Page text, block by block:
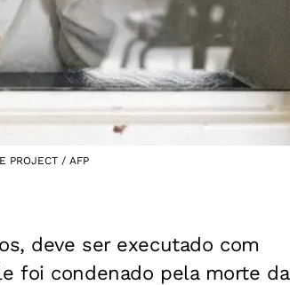
PROJECT / AFP
deve ser executado com
foi condenado pela morte da